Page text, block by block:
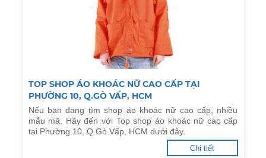
TOP SHOP ÁO KHOÁC NỮ CAO CẤP TẠI
PHƯỜNG 10, Q.GÒ VẤP, HCM
Nếu bạn đang tìm shop áo khoác nữ cao cấp, nhiều
mẫu mã. Hãy đến với Top shop áo khoác nữ cao cấp
tại Phường 10, Q.Gò Vấp, HCM dưới đây.
Chi tiết